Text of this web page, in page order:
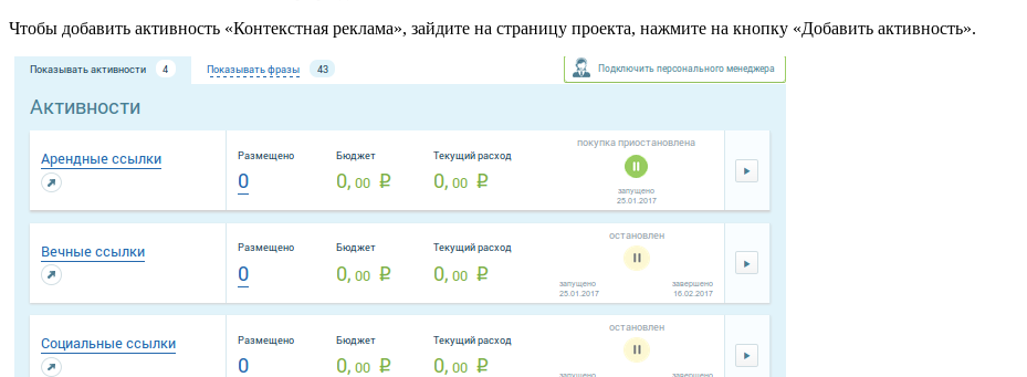
Чтобы добавить активность «Контекстная реклама», зайдите на страницу проекта, нажмите на кнопку «Добавить активность».